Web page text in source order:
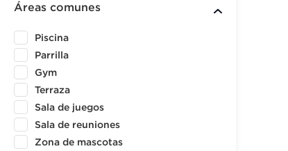
Áreas comunes
Piscina
Parrilla
Gym
Terraza
Sala de juegos
Sala de reuniones
Zona de mascotas